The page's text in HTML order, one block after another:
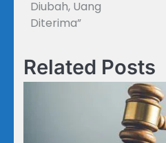
Diubah, Uang
Diterima”
Related Posts